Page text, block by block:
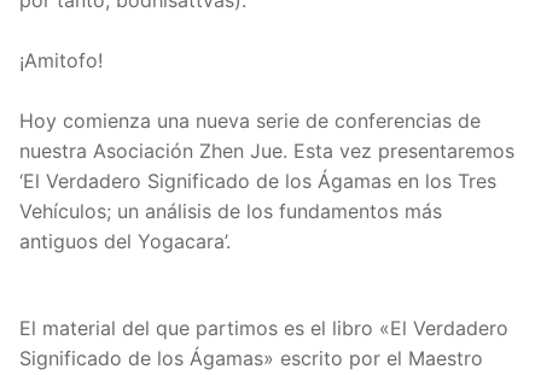
¡Amitofo!
Hoy comienza una nueva serie de conferencias de
nuestra Asociación Zhen Jue. Esta vez presentaremos
‘El Verdadero Significado de los Ágamas en los Tres
Vehículos; un análisis de los fundamentos más
antiguos del Yogacara’.
El material del que partimos es el libro «El Verdadero
Significado de los Ágamas» escrito por el Maestro